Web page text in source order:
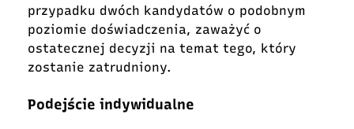
przypadku dwóch kandydatów o podobnym
poziomie doświadczenia, zaważyć o
ostatecznej decyzji na temat tego, który
zostanie zatrudniony.
Podejście indywidualne